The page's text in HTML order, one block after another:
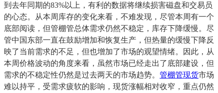
到去年同期的83%以上，有利的数据将继续损害磁盘和交易员
的心态。从本周库存的变化来看，不难发现，尽管本周有一个
底部阅读，但管棚管总体需求仍然不稳定，库存下降缓慢。尽
管中国东部一直在鼓励增加和恢复生产，但热量的缓慢下降反
映了当前需求的不足，但也增加了市场的观望情绪。因此，从
本周价格波动的角度来看，虽然市场已经走出了底部建设，但
需求的不稳定性仍然是过去两天的市场趋势。 管棚管现货市场
难以持平，受需求疲软的影响，现货涨幅相对收窄，重点仍然